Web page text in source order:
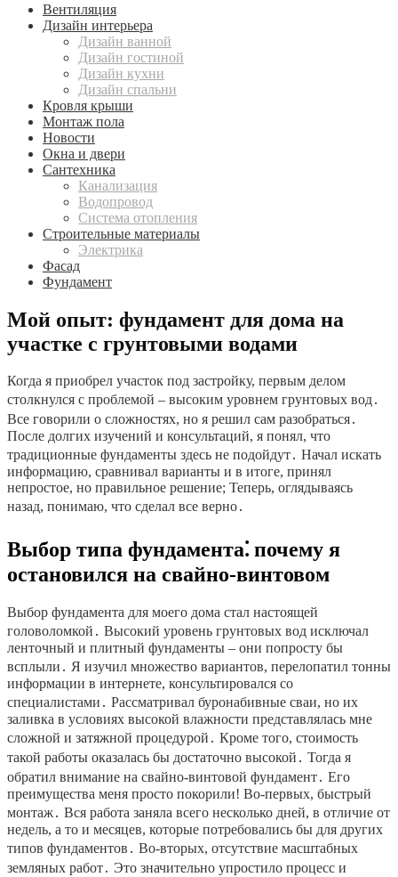
Вентиляция
Дизайн интерьера
Дизайн ванной
Дизайн гостиной
Дизайн кухни
Дизайн спальни
Кровля крыши
Монтаж пола
Новости
Окна и двери
Сантехника
Канализация
Водопровод
Система отопления
Строительные материалы
Электрика
Фасад
Фундамент
Мой опыт: фундамент для дома на
участке с грунтовыми водами
Когда я приобрел участок под застройку, первым делом
столкнулся с проблемой – высоким уровнем грунтовых вод․
Все говорили о сложностях, но я решил сам разобраться․
После долгих изучений и консультаций, я понял, что
традиционные фундаменты здесь не подойдут․ Начал искать
информацию, сравнивал варианты и в итоге, принял
непростое, но правильное решение; Теперь, оглядываясь
назад, понимаю, что сделал все верно․
Выбор типа фундамента⁚ почему я
остановился на свайно-винтовом
Выбор фундамента для моего дома стал настоящей
головоломкой․ Высокий уровень грунтовых вод исключал
ленточный и плитный фундаменты – они попросту бы
всплыли․ Я изучил множество вариантов, перелопатил тонны
информации в интернете, консультировался со
специалистами․ Рассматривал буронабивные сваи, но их
заливка в условиях высокой влажности представлялась мне
сложной и затяжной процедурой․ Кроме того, стоимость
такой работы оказалась бы достаточно высокой․ Тогда я
обратил внимание на свайно-винтовой фундамент․ Его
преимущества меня просто покорили! Во-первых, быстрый
монтаж․ Вся работа заняла всего несколько дней, в отличие от
недель, а то и месяцев, которые потребовались бы для других
типов фундаментов․ Во-вторых, отсутствие масштабных
земляных работ․ Это значительно упростило процесс и